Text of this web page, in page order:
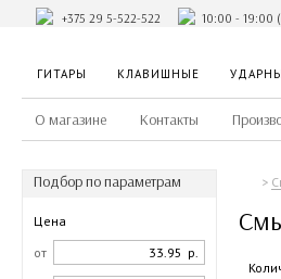
+375 29 5-522-522 10:00 - 19:00
ГИТАРЫ КЛАВИШНЫЕ
О магазине Контакты
Подбор по параметрам
Цена
от
р.